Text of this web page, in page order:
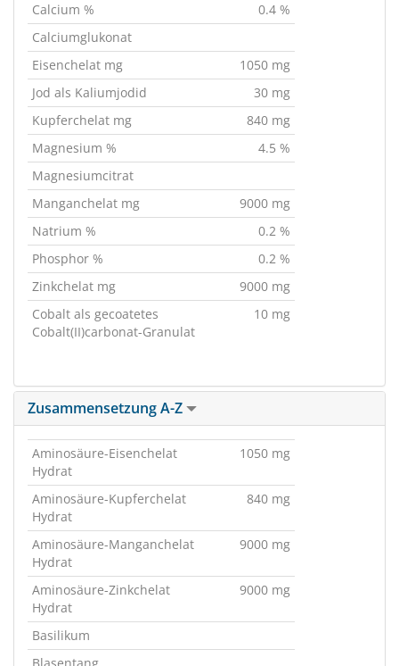
Calcium %
0.4 %
Calciumglukonat
Eisenchelat mg
1050 mg
Jod als Kaliumjodid
30 mg
Kupferchelat mg
840 mg
Magnesium %
4.5 %
Magnesiumcitrat
Manganchelat mg
9000 mg
Natrium %
0.2 %
Phosphor %
0.2 %
Zinkchelat mg
9000 mg
Cobalt als gecoatetes
Cobalt(II)carbonat-Granulat
10 mg
Zusammensetzung A-Z
Aminosäure-Eisenchelat
Hydrat
1050 mg
Aminosäure-Kupferchelat
Hydrat
840 mg
Aminosäure-Manganchelat
Hydrat
9000 mg
Aminosäure-Zinkchelat
Hydrat
9000 mg
Basilikum